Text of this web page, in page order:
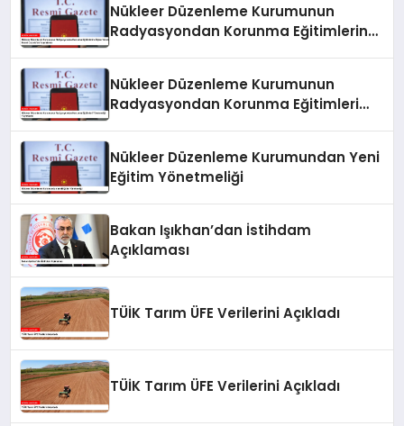
Nükleer Düzenleme Kurumunun
Radyasyondan Korunma Eğitimlerine
Nükleer Düzenleme Kurumunun
Radyasyondan Korunma Eğitimleri
Nükleer Düzenleme Kurumundan Yeni
Eğitim Yönetmeliği
Bakan Işıkhan’dan İstihdam
Açıklaması
TÜİK Tarım ÜFE Verilerini Açıkladı
TÜİK Tarım ÜFE Verilerini Açıkladı